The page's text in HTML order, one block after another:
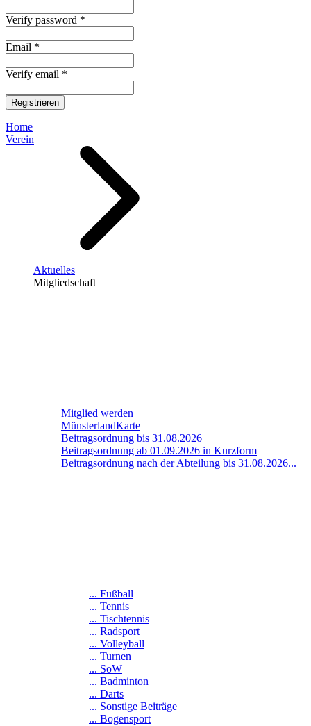
Verify password *
Email *
Verify email *
Registrieren
Home
Verein
Aktuelles
Mitgliedschaft
Mitglied werden
MünsterlandKarte
Beitragsordnung bis 31.08.2026
Beitragsordnung ab 01.09.2026 in Kurzform
Beitragsordnung nach der Abteilung bis 31.08.2026...
... Fußball
... Tennis
... Tischtennis
... Radsport
... Volleyball
... Turnen
... SoW
... Badminton
... Darts
... Sonstige Beiträge
... Bogensport